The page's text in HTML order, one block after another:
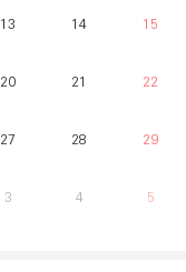
13 14 15
20 21 22
27 28 29
3 4 5